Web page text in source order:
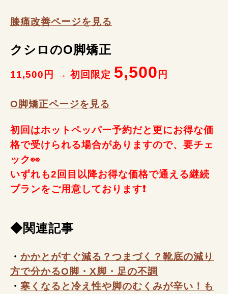
膝痛改善ページを見る
クシロのO脚矯正
11,500円 → 初回限定 5,500 円
O脚矯正ページを見る
初回はホットペッパー予約だと更にお得な価
格で受けられる場合がありますので、要チェ
ック👀
いずれも2回目以降お得な価格で通える継続
プランをご用意しております❗
◆関連記事
・ かかとがすぐ減る？つまづく？靴底の減り
方で分かるO脚・X脚・足の不調
・ 寒くなると冷え性や脚のむくみが辛い！も